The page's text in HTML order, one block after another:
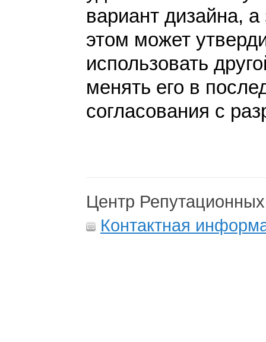
вариант дизайна, а
этом может
использовать
менять его в
согласования с
Центр
Контактная